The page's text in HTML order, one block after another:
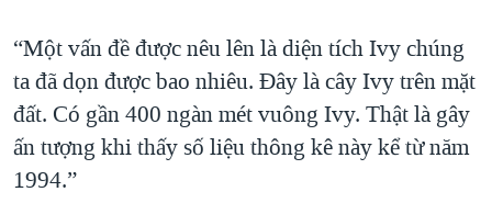
“Một vấn đề được nêu lên là diện tích Ivy chúng
ta đã dọn được bao nhiêu. Đây là cây Ivy trên mặt
đất. Có gần 400 ngàn mét vuông Ivy. Thật là gây
ấn tượng khi thấy số liệu thông kê này kể từ năm
1994.”